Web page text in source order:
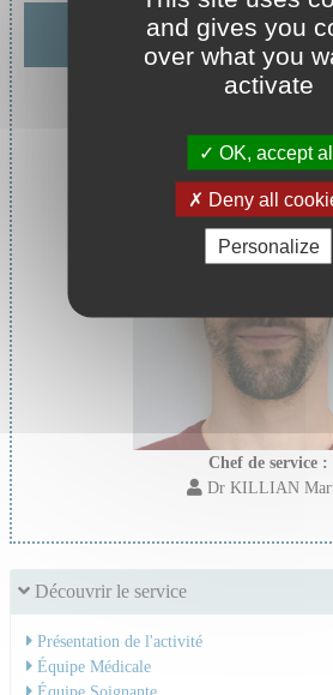
Chef de service :
Dr KILLIAN
Chef de service :
Dr KILLIAN
Découvrir le service
Présentation de l'activité
Équipe Médicale
and gives you
over what you
activate
OK, accept
Deny all
Personalize